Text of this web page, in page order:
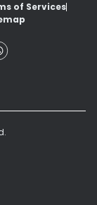
of Services